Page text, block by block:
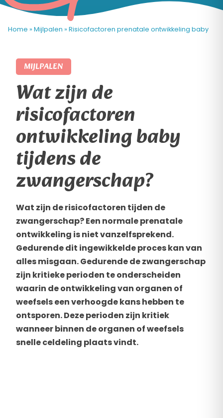
Home » Mijlpalen » Risicofactoren prenatale ontwikkeling baby
MIJLPALEN
Wat zijn de
risicofactoren
ontwikkeling baby
tijdens de
zwangerschap?
Wat zijn de risicofactoren tijden de
zwangerschap? Een normale prenatale
ontwikkeling is niet vanzelfsprekend.
Gedurende dit ingewikkelde proces kan van
alles misgaan. Gedurende de zwangerschap
zijn kritieke perioden te onderscheiden
waarin de ontwikkeling van organen of
weefsels een verhoogde kans hebben te
ontsporen. Deze perioden zijn kritiek
wanneer binnen de organen of weefsels
snelle celdeling plaats vindt.